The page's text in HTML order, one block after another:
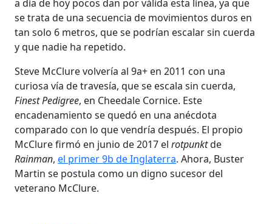
a día de hoy pocos dan por válida esta línea, ya que
se trata de una secuencia de movimientos duros en
tan solo 6 metros, que se podrían escalar sin cuerda
y que nadie ha repetido.
Steve McClure volvería al 9a+ en 2011 con una
curiosa vía de travesía, que se escala sin cuerda,
Finest Pedigree, en Cheedale Cornice. Este
encadenamiento se quedó en una anécdota
comparado con lo que vendría después. El propio
McClure firmó en junio de 2017 el rotpunktde
Rainman, el primer 9b de Inglaterra. Ahora, Buster
Martin se postula como un digno sucesor del
veterano McClure.